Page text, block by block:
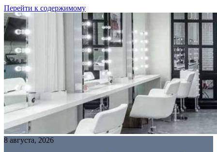
Перейти к содержимому
8 августа, 2026